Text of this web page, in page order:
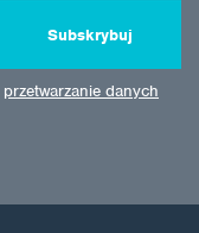
Subskrybuj
przetwarzanie danych